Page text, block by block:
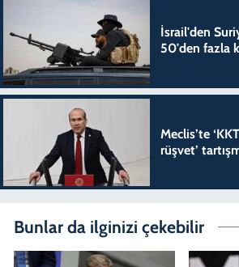
İsrail'den
50'den fazla
Meclis’te
rüşvet’
Bunlar da ilginizi çekebilir